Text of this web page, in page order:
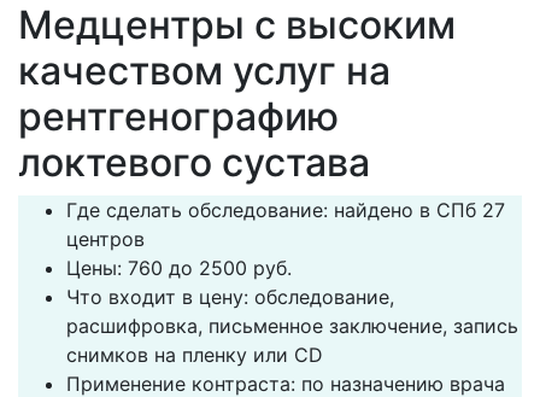
Медцентры с высоким
качеством услуг на
рентгенографию
локтевого сустава
Где сделать обследование: найдено в СПб 27
центров
Цены: 760 до 2500 руб.
Что входит в цену: обследование,
расшифровка, письменное заключение, запись
снимков на пленку или CD
Применение контраста: по назначению врача